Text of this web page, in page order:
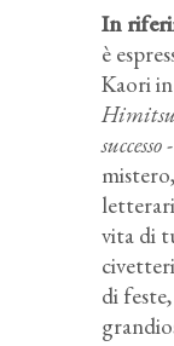
In
è
Kaori
Himitsu
successo
vita di
di